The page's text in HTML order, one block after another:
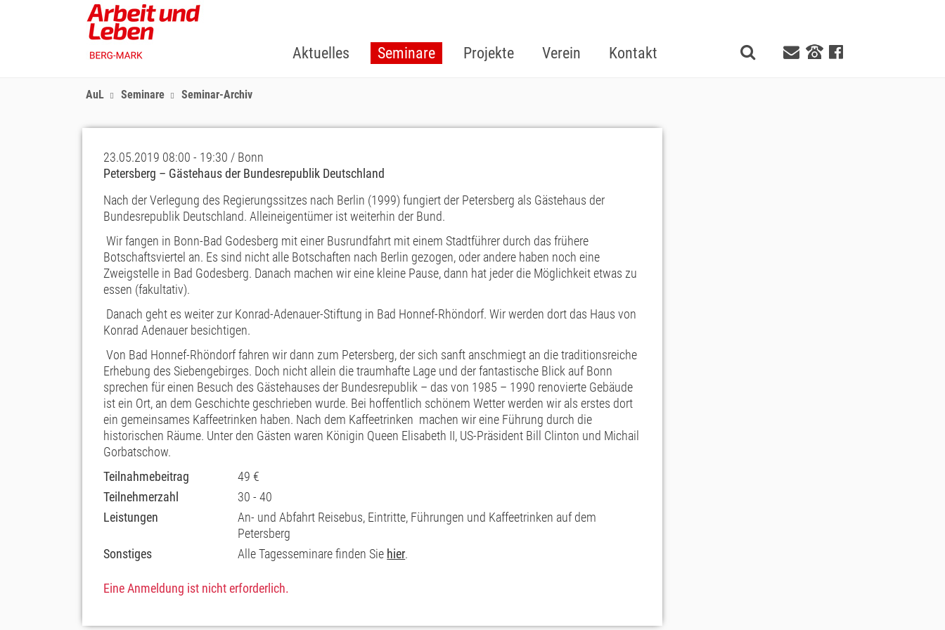
Aktuelles Seminare Projekte Verein Kontakt
AuL Seminare Seminar-Archiv
23.05.2019 08:00 - 19:30 / Bonn
Petersberg – Gästehaus der Bundesrepublik Deutschland
Nach der Verlegung des Regierungssitzes nach Berlin (1999) fungiert der Petersberg als Gästehaus der
Bundesrepublik Deutschland. Alleineigentümer ist weiterhin der Bund.
Wir fangen in Bonn-Bad Godesberg mit einer Busrundfahrt mit einem Stadtführer durch das frühere
Botschaftsviertel an. Es sind nicht alle Botschaften nach Berlin gezogen, oder andere haben noch eine
Zweigstelle in Bad Godesberg. Danach machen wir eine kleine Pause, dann hat jeder die Möglichkeit etwas zu
essen (fakultativ).
Danach geht es weiter zur Konrad-Adenauer-Stiftung in Bad Honnef-Rhöndorf. Wir werden dort das Haus von
Konrad Adenauer besichtigen.
Von Bad Honnef-Rhöndorf fahren wir dann zum Petersberg, der sich sanft anschmiegt an die traditionsreiche
Erhebung des Siebengebirges. Doch nicht allein die traumhafte Lage und der fantastische Blick auf Bonn
sprechen für einen Besuch des Gästehauses der Bundesrepublik – das von 1985 – 1990 renovierte Gebäude
ist ein Ort, an dem Geschichte geschrieben wurde. Bei hoffentlich schönem Wetter werden wir als erstes dort
ein gemeinsames Kaffeetrinken haben. Nach dem Kaffeetrinken machen wir eine Führung durch die
historischen Räume. Unter den Gästen waren Königin Queen Elisabeth II, US-Präsident Bill Clinton und Michail
Gorbatschow.
Teilnahmebeitrag
49 €
Teilnehmerzahl
30 - 40
Leistungen
An- und Abfahrt Reisebus, Eintritte, Führungen und Kaffeetrinken auf dem
Petersberg
Sonstiges
Alle Tagesseminare finden Sie hier.
Eine Anmeldung ist nicht erforderlich.